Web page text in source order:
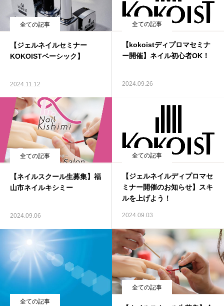
全ての記事
【ジェルネイルセミナー
KOKOISTベーシック】
2024.11.12
全ての記事
【kokoistディプロマセミナ
ー開催】ネイル初心者OK！
2024.09.26
全ての記事
【ネイルスクール生募集】福
山市ネイルキシミー
2024.09.06
全ての記事
【ジェルネイルディプロマセ
ミナー開催のお知らせ】スキ
ルを上げよう！
2024.09.03
全ての記事
全ての記事